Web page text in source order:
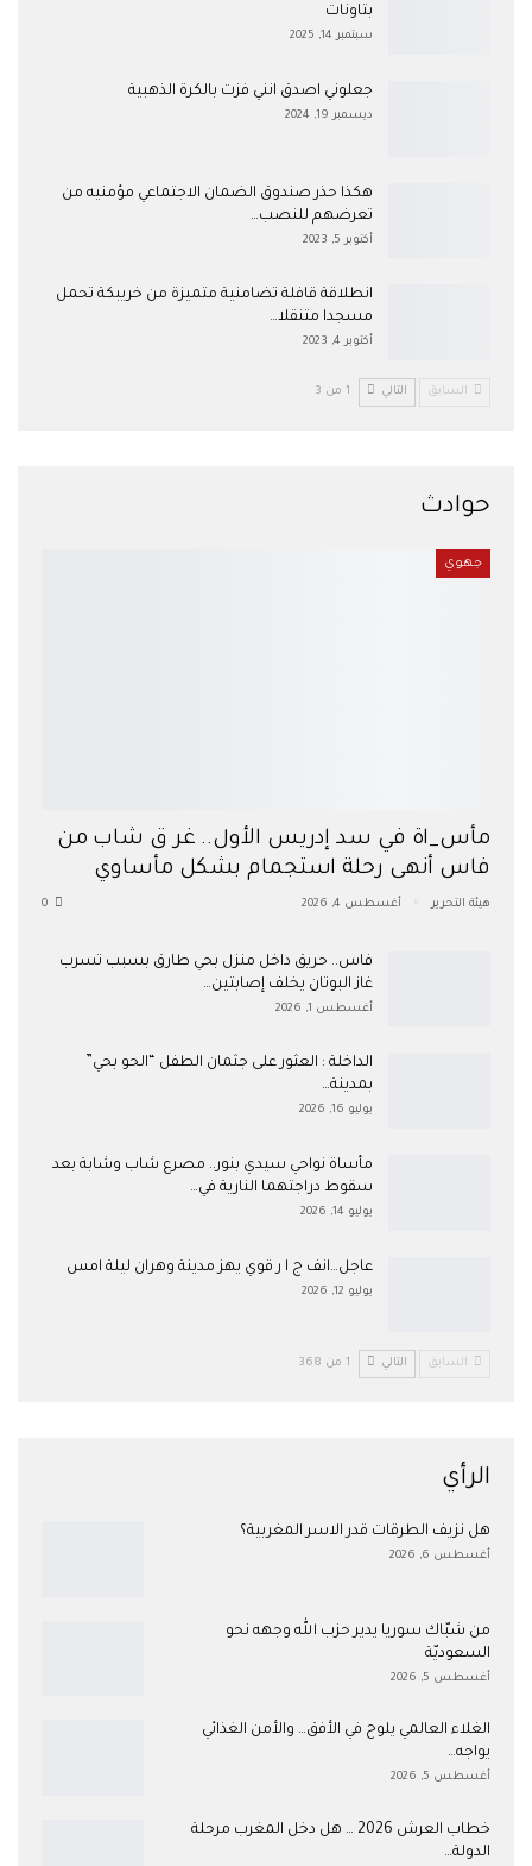
بتاونات
سبتمبر 14, 2025
جعلوني اصدق انني فزت بالكرة الذهبية
ديسمبر 19, 2024
هكذا حذر صندوق الضمان الاجتماعي مؤمنيه من
تعرضهم للنصب…
أكتوبر 5, 2023
انطلاقة قافلة تضامنية متميزة من خريبكة تحمل
مسجدا متنقلا…
أكتوبر 4, 2023
السابق التالي 1 من 3
حوادث
جهوي
مأس_اة في سد إدريس الأول.. غر ق شاب من
فاس أنهى رحلة استجمام بشكل مأساوي
هيئة التحرير أغسطس 4, 2026
فاس.. حريق داخل منزل بحي طارق بسبب تسرب
غاز البوتان يخلف إصابتين…
أغسطس 1, 2026
​الداخلة : العثور على جثمان الطفل “الحو بحي”
بمدينة…
يوليو 16, 2026
مأساة نواحي سيدي بنور.. مصرع شاب وشابة بعد
سقوط دراجتهما النارية في…
يوليو 14, 2026
عاجل…انف ج ا ر قوي يهز مدينة وهران ليلة امس
يوليو 12, 2026
السابق التالي 1 من 368
الرأي
هل نزيف الطرقات قدر الاسر المغربية؟
أغسطس 6, 2026
من شبّاك سوريا يدير حزب الله وجهه نحو
السعوديّة
أغسطس 5, 2026
الغلاء العالمي يلوح في الأفق… والأمن الغذائي
يواجه…
أغسطس 5, 2026
خطاب العرش 2026 … هل دخل المغرب مرحلة
الدولة…